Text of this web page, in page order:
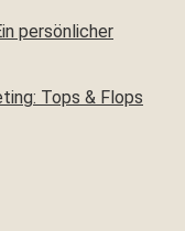
persönlicher
Tops & Flops